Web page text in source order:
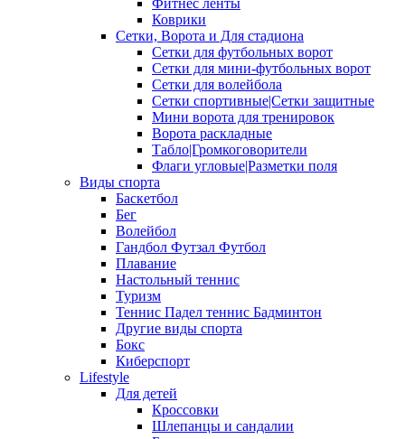
Фитнес ленты
Коврики
Сетки, Ворота и Для стадиона
Сетки для футбольных ворот
Сетки для мини-футбольных ворот
Сетки для волейбола
Сетки спортивные|Сетки защитные
Мини ворота для тренировок
Ворота раскладные
Табло|Громкоговорители
Флаги угловые|Разметки поля
Виды спорта
Баскетбол
Бег
Волейбол
Гандбол Футзал Футбол
Плавание
Настольный теннис
Туризм
Теннис Падел теннис Бадминтон
Другие виды спорта
Бокс
Киберспорт
Lifestyle
Для детей
Кроссовки
Шлепанцы и сандалии